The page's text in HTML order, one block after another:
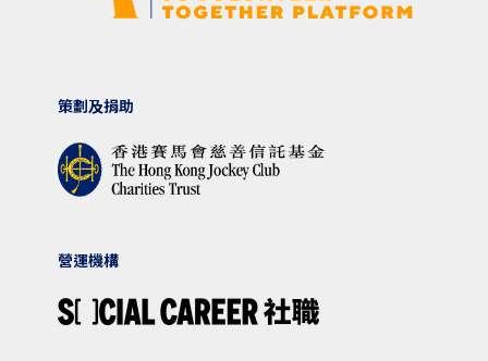
策劃及捐助
營運機構